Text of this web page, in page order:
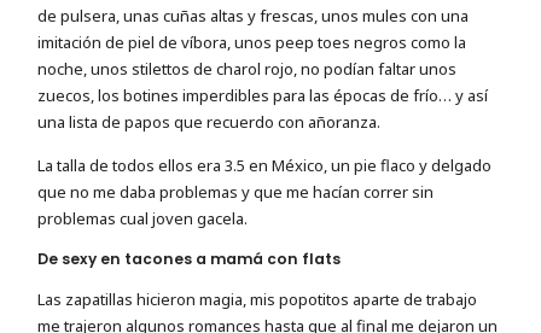
de pulsera, unas cuñas altas y frescas, unos mules con una
imitación de piel de víbora, unos peep toes negros como la
noche, unos stilettos de charol rojo, no podían faltar unos
zuecos, los botines imperdibles para las épocas de frío… y así
una lista de papos que recuerdo con añoranza.
La talla de todos ellos era 3.5 en México, un pie flaco y delgado
que no me daba problemas y que me hacían correr sin
problemas cual joven gacela.
De sexy en tacones a mamá con flats
Las zapatillas hicieron magia, mis popotitos aparte de trabajo
me trajeron algunos romances hasta que al final me dejaron un